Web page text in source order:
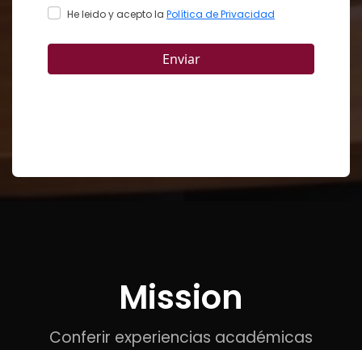
Mission
Conferir experiencias académicas